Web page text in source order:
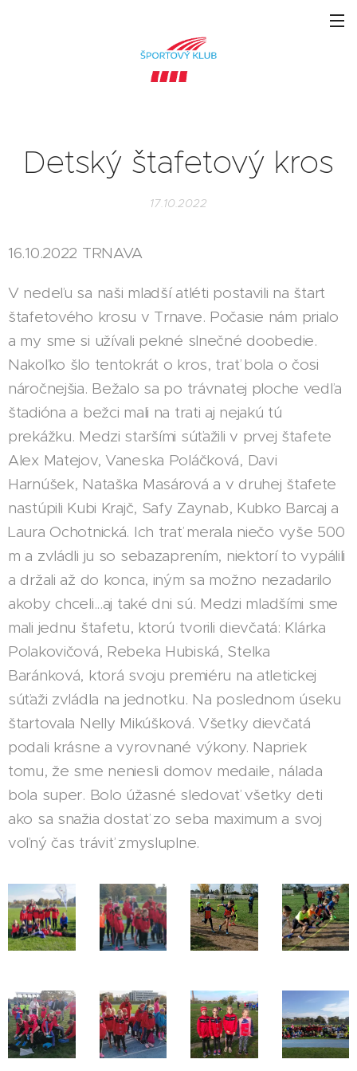
Detský štafetový kros
17.10.2022
16.10.2022 TRNAVA
V nedeľu sa naši mladší atléti postavili na štart
štafetového krosu v Trnave. Počasie nám prialo
a my sme si užívali pekné slnečné doobedie.
Nakoľko šlo tentokrát o kros, trať bola o čosi
náročnejšia. Bežalo sa po trávnatej ploche vedľa
štadióna a bežci mali na trati aj nejakú tú
prekážku. Medzi staršími súťažili v prvej štafete
Alex Matejov, Vaneska Poláčková, Davi
Harnúšek, Nataška Masárová a v druhej štafete
nastúpili Kubi Krajč, Safy Zaynab, Kubko Barcaj a
Laura Ochotnická. Ich trať merala niečo vyše 500
m a zvládli ju so sebazaprením, niektorí to vypálili
a držali až do konca, iným sa možno nezadarilo
akoby chceli...aj také dni sú. Medzi mladšími sme
mali jednu štafetu, ktorú tvorili dievčatá: Klárka
Polakovičová, Rebeka Hubiská, Stelka
Baránková, ktorá svoju premiéru na atletickej
súťaži zvládla na jednotku. Na poslednom úseku
štartovala Nelly Mikúšková. Všetky dievčatá
podali krásne a vyrovnané výkony. Napriek
tomu, že sme neniesli domov medaile, nálada
bola super. Bolo úžasné sledovať všetky deti
ako sa snažia dostať zo seba maximum a svoj
voľný čas tráviť zmysluplne.